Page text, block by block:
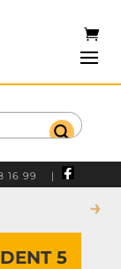
16 99 |
→
5